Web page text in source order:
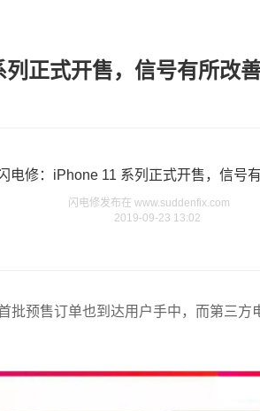
正式开售，信号有所改
电修：iPhone 11 系列正式开售，信号有
闪电修发布在 www.suddenfix.com
2019-09-23 13:02
批预售订单也到达用户手中，而第三